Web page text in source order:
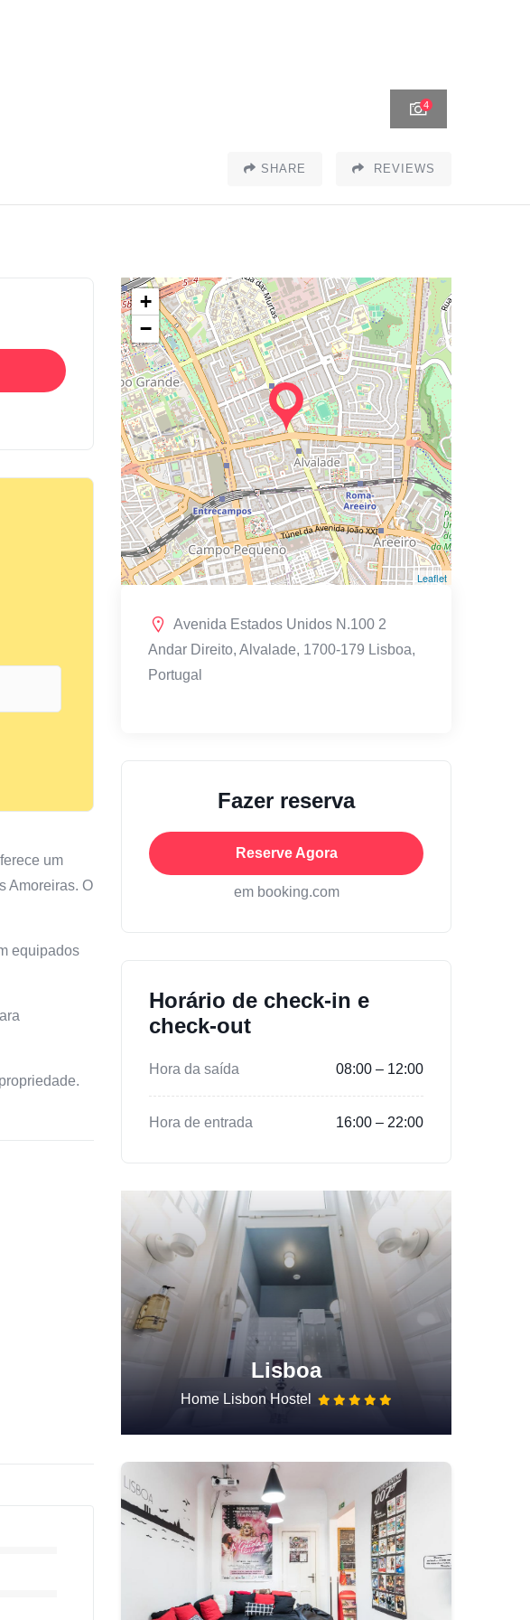
4
SHARE REVIEWS
um
Amoreiras. O
equipados
+
−
Leaflet
Avenida Estados Unidos N.100 2
Andar Direito, Alvalade, 1700-179 Lisboa,
Portugal
Fazer reserva
Reserve Agora
em booking.com
Horário de check-in e
check-out
Hora da saída 08:00 – 12:00
Hora de entrada 16:00 – 22:00
Lisboa
Home Lisbon Hostel